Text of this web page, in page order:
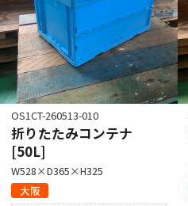
OS1CT-260513-010
折りたたみコンテナ
[50L]
W528×D365×H325
大阪